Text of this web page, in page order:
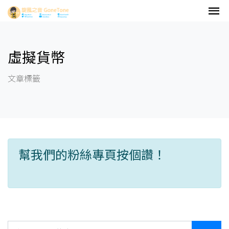
虛擬貨幣
文章標籤
幫我們的粉絲專頁按個讚！